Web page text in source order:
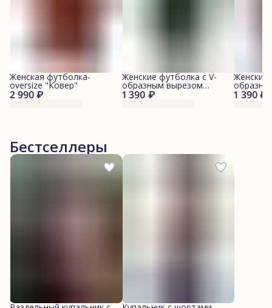
2 990 ₽
Женская футболка-
oversize "Ковер"
1 390 ₽
Женские футболка с V-
образным вырезом
"Изумрудная" 1 390 ₽
Женские
Бестселлеры